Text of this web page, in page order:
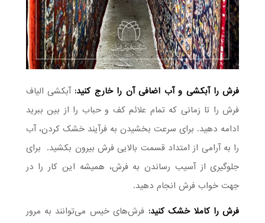
فرش را آبکشی و آب اضافی آن را خارج کنید:آبکشی الیاف
فرش را تا زمانی که تمام علائم کف و حباب را از بین ببرید
ادامه دهید. برای سرعت بخشیدن به فرآیند خشک کردن، آب
را به آرامی از امتداد قسمت بالایی فرش بیرون بکشید. برای
جلوگیری از آسیب رساندن به فرش، همیشه این کار را در
جهت خواب فرش انجام دهید.
فرش را کاملا خشک کنید: فرش‌های خیس می‌توانند به مرور